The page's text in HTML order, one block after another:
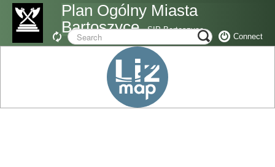
Plan Ogólny Miasta
Bartoszyce SIP Bartoszyce
Connect